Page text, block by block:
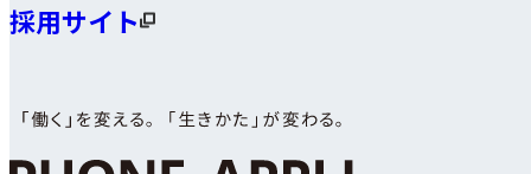
採用サイト